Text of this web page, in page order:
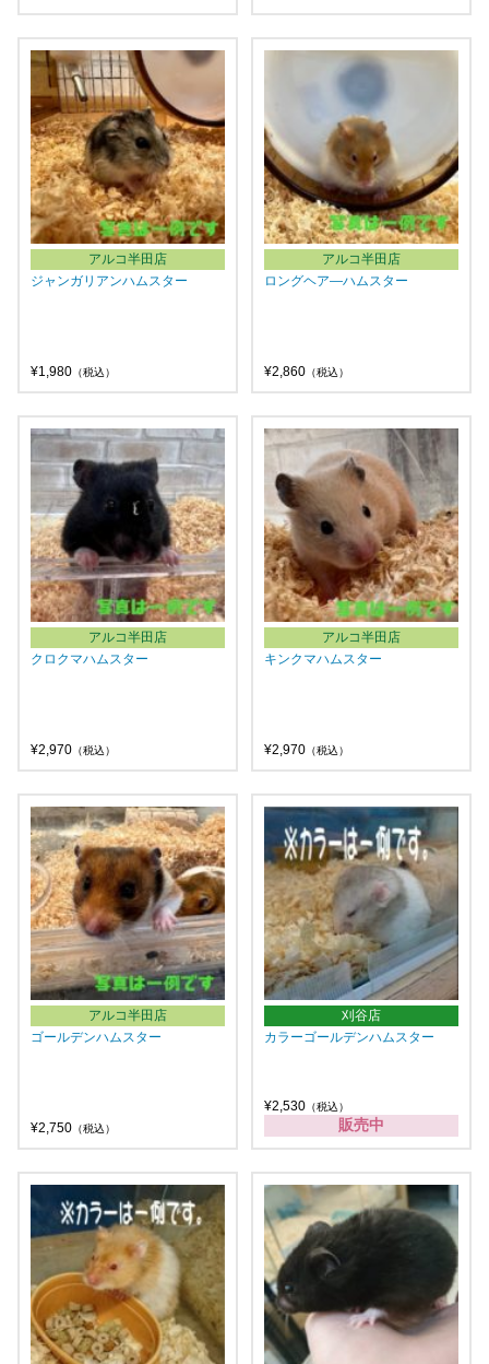
アルコ半田店
ジャンガリアンハムスター
¥1,980 （税込）
アルコ半田店
ロングヘア―ハムスター
¥2,860 （税込）
アルコ半田店
クロクマハムスター
¥2,970 （税込）
アルコ半田店
キンクマハムスター
¥2,970 （税込）
アルコ半田店
ゴールデンハムスター
¥2,750 （税込）
刈谷店
カラーゴールデンハムスター
¥2,530 （税込）
販売中